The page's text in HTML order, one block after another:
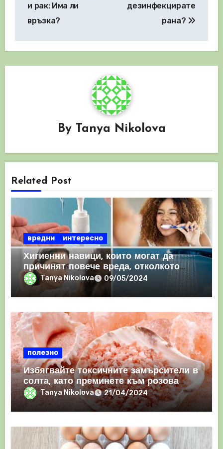
и рак: Има ли
връзка?
дезинфекцирате
рана?
By Tanya Nikolova
Related Post
вредни интересно
Хигиенни навици, които могат да
причинят повече вреда, отколкото
ползаTanya Nikolova 09/05/2024
полезно
Избягвайте токсичните замърсители в
солта, като преминете към розова
хималайска сол
Tanya Nikolova 21/04/2024